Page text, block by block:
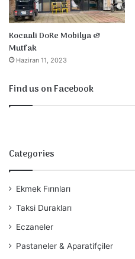
Kocaali DoRe Mobilya &
Mutfak
Haziran 11, 2023
Find us on Facebook
Categories
Ekmek Fırınları
Taksi Durakları
Eczaneler
Pastaneler & Aparatifçiler